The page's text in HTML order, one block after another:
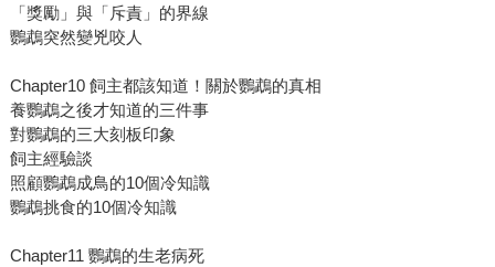
「獎勵」與「斥責」的界線
鸚鵡突然變兇咬人
Chapter10 飼主都該知道！關於鸚鵡的真相
養鸚鵡之後才知道的三件事
對鸚鵡的三大刻板印象
飼主經驗談
照顧鸚鵡成鳥的10個冷知識
鸚鵡挑食的10個冷知識
Chapter11 鸚鵡的生老病死